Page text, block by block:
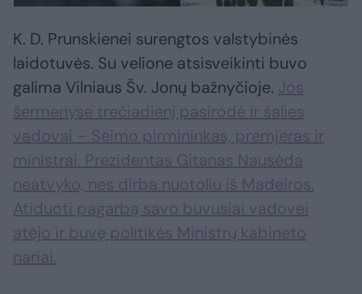
K. D. Prunskienei surengtos valstybinės
laidotuvės. Su velione atsisveikinti buvo
galima Vilniaus Šv. Jonų bažnyčioje. Jos
šermenyse trečiadienį pasirodė ir šalies
vadovai – Seimo pirmininkas, premjeras ir
ministrai. Prezidentas Gitanas Nausėda
neatvyko, nes dirba nuotoliu iš Madeiros.
Atiduoti pagarbą savo buvusiai vadovei
atėjo ir buvę politikės Ministrų kabineto
nariai.